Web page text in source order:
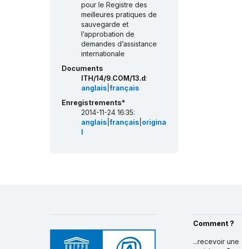
pour le Registre des
meilleures pratiques de
sauvegarde et
l’approbation de
demandes d’assistance
internationale
Documents
ITH/14/9.COM/13.d:
anglais français
Enregistrements*
2014-11-24 16:35:
anglais français origina
l
Comment ?
...recevoir une